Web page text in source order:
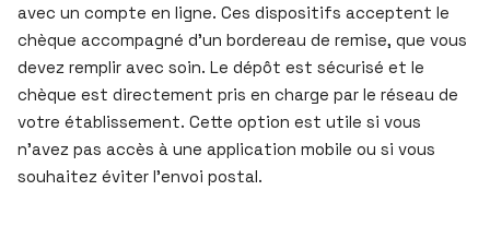
avec un compte en ligne. Ces dispositifs acceptent le
chèque accompagné d’un bordereau de remise, que vous
devez remplir avec soin. Le dépôt est sécurisé et le
chèque est directement pris en charge par le réseau de
votre établissement. Cette option est utile si vous
n’avez pas accès à une application mobile ou si vous
souhaitez éviter l’envoi postal.